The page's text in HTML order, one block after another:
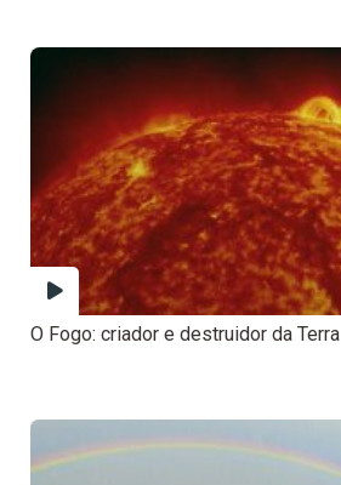
O Fogo: criador e destruidor da Terra